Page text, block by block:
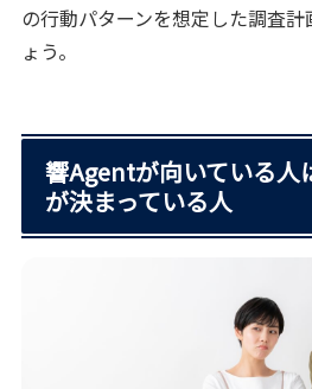
の行動パターンを想定した調査
ょう。
響Agentが向いている人
が決まっている人